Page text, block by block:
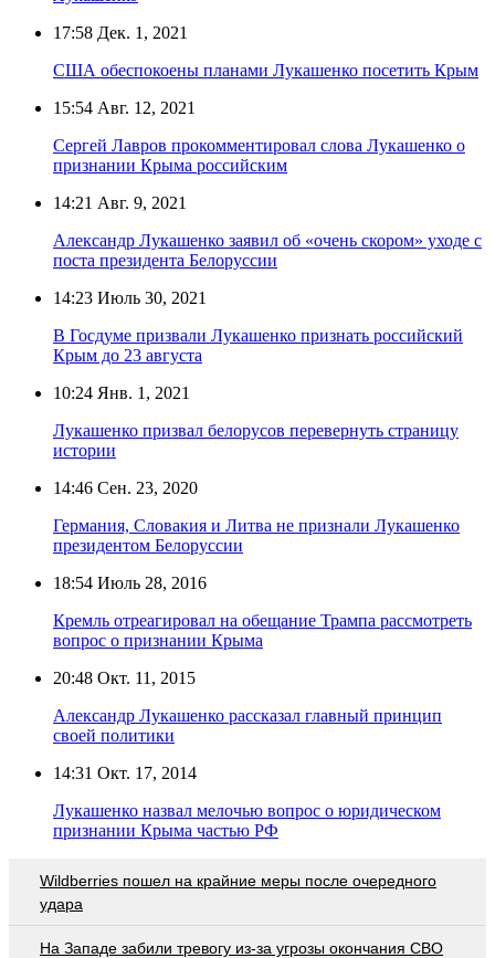
17:58 Дек. 1, 2021
США обеспокоены планами Лукашенко посетить Крым
15:54 Авг. 12, 2021
Сергей Лавров прокомментировал слова Лукашенко о
признании Крыма российским
14:21 Авг. 9, 2021
Александр Лукашенко заявил об «очень скором» уходе с
поста президента Белоруссии
14:23 Июль 30, 2021
В Госдуме призвали Лукашенко признать российский
Крым до 23 августа
10:24 Янв. 1, 2021
Лукашенко призвал белорусов перевернуть страницу
истории
14:46 Сен. 23, 2020
Германия, Словакия и Литва не признали Лукашенко
президентом Белоруссии
18:54 Июль 28, 2016
Кремль отреагировал на обещание Трампа рассмотреть
вопрос о признании Крыма
20:48 Окт. 11, 2015
Александр Лукашенко рассказал главный принцип
своей политики
14:31 Окт. 17, 2014
Лукашенко назвал мелочью вопрос о юридическом
признании Крыма частью РФ
Wildberries пошел на крайние меры после очередного
удара
На Западе забили тревогу из-за угрозы окончания СВО